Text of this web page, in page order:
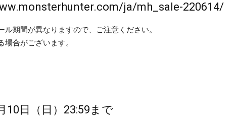
ja/mh_sale-220614/
期間が異なりますので、ご注意ください。
合がございます。
10日（日）23:59まで